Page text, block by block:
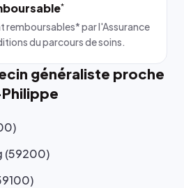
*
remboursables* par l'Assurance
du parcours de soins.
généraliste proche
(59200)